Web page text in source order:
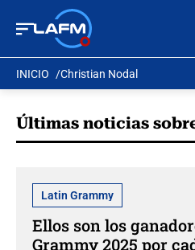
INICIO Christian Nodal
Últimas noticias
Latin Grammy
Ellos son los
Grammy 2025 por